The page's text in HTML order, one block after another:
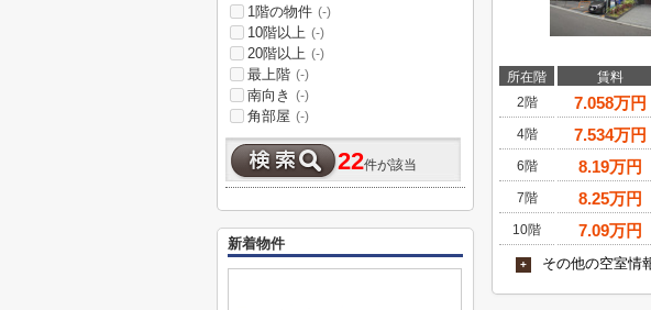
所在階 賃料
2階
7.058万円
4階
7.534万円
6階
8.19万円
7階
8.25万円
10階
7.09万円
+ その他の空室情
1階の物件 (-)
10階以上 (-)
20階以上 (-)
最上階 (-)
南向き (-)
角部屋 (-)
22件が該当
新着物件